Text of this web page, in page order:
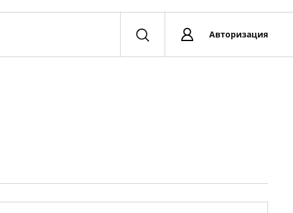
Авторизация